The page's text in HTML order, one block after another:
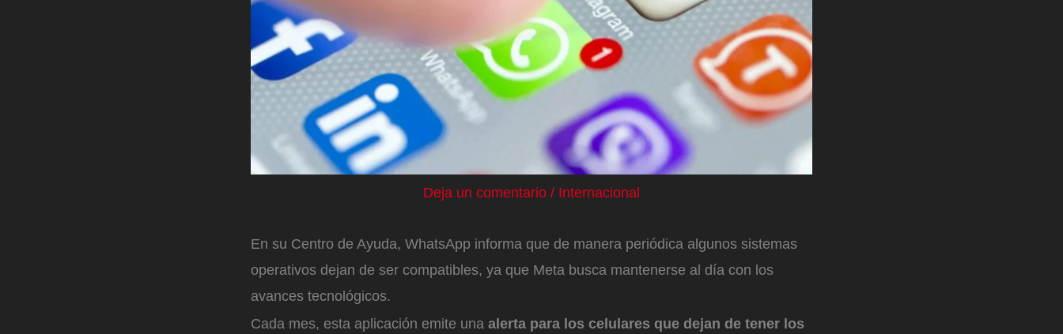
Deja un comentario / Internacional
En su Centro de Ayuda, WhatsApp informa que de manera periódica algunos sistemas
operativos dejan de ser compatibles, ya que Meta busca mantenerse al día con los
avances tecnológicos.
Cada mes, esta aplicación emite una alerta para los celulares que dejan de tener los